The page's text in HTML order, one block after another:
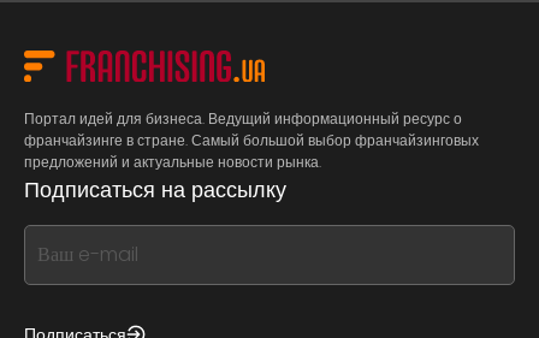
Портал идей для бизнеса. Ведущий информационный ресурс о
франчайзинге в стране. Самый большой выбор франчайзинговых
предложений и актуальные новости рынка.
Подписаться на рассылку
If
you
this,